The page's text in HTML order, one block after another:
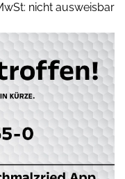
nicht ausweisbar